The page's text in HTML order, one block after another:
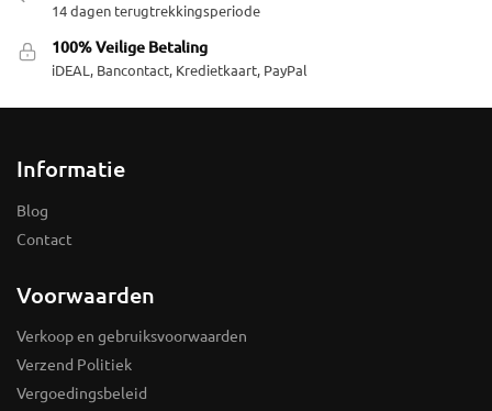
14 dagen terugtrekkingsperiode
100% Veilige Betaling
iDEAL, Bancontact, Kredietkaart, PayPal
Informatie
Blog
Contact
Voorwaarden
Verkoop en gebruiksvoorwaarden
Verzend Politiek
Vergoedingsbeleid